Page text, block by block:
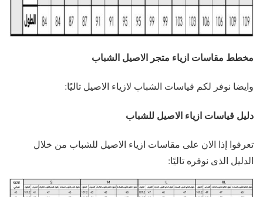
مخطط مقاسات ازياء متجر الاصيل الشباب
وايضا نوفر لكم قياسات الشباب لازياء الاصيل تاليًا:
دليل قياسات ازياء الاصيل للشباب
تعرفوا إذا الان على مقاسات ازياء الاصيل للشباب من خلال
الدليل الذى نوفره تاليًا: